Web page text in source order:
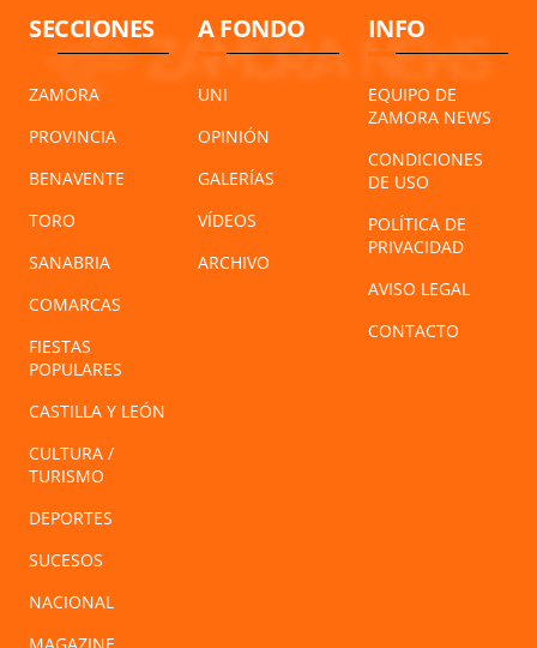
SECCIONES
ZAMORA
PROVINCIA
BENAVENTE
TORO
SANABRIA
COMARCAS
FIESTAS
POPULARES
CASTILLA Y LEÓN
CULTURA /
TURISMO
DEPORTES
SUCESOS
NACIONAL
A FONDO
UNI
OPINIÓN
GALERÍAS
VÍDEOS
ARCHIVO
INFO
EQUIPO DE
ZAMORA NEWS
CONDICIONES
DE USO
POLÍTICA DE
PRIVACIDAD
AVISO LEGAL
CONTACTO